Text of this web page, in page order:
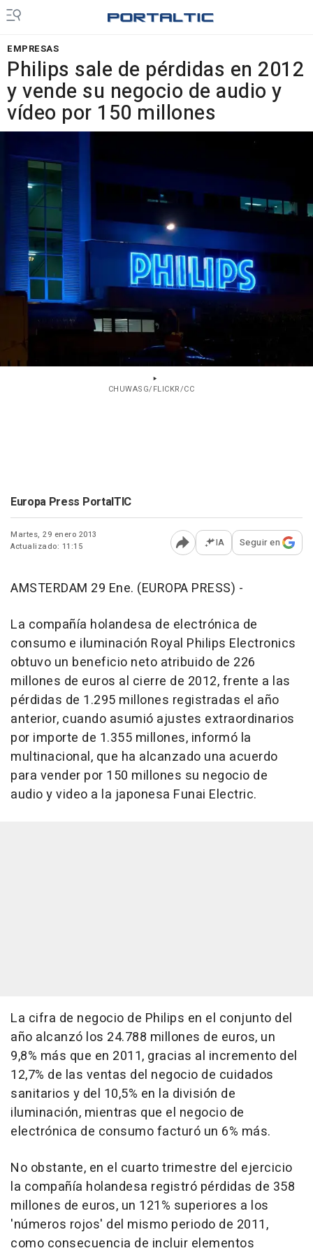
EMPRESAS
Philips sale de pérdidas en 2012
y vende su negocio de audio y
vídeo por 150 millones
CHUWASG/FLICKR/CC
Europa Press PortalTIC
Martes, 29 enero 2013
Actualizado: 11:15
Abrir opciones para
IA Seguir en
AMSTERDAM 29 Ene. (EUROPA PRESS) -
La compañía holandesa de electrónica de
consumo e iluminación Royal Philips Electronics
obtuvo un beneficio neto atribuido de 226
millones de euros al cierre de 2012, frente a las
pérdidas de 1.295 millones registradas el año
anterior, cuando asumió ajustes extraordinarios
por importe de 1.355 millones, informó la
multinacional, que ha alcanzado una acuerdo
para vender por 150 millones su negocio de
audio y video a la japonesa Funai Electric.
La cifra de negocio de Philips en el conjunto del
año alcanzó los 24.788 millones de euros, un
9,8% más que en 2011, gracias al incremento del
12,7% de las ventas del negocio de cuidados
sanitarios y del 10,5% en la división de
iluminación, mientras que el negocio de
electrónica de consumo facturó un 6% más.
No obstante, en el cuarto trimestre del ejercicio
la compañía holandesa registró pérdidas de 358
millones de euros, un 121% superiores a los
'números rojos' del mismo periodo de 2011,
como consecuencia de incluir elementos